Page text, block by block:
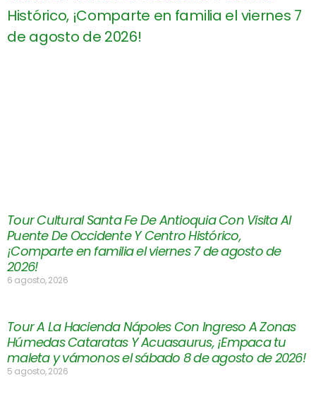
Tour Cultural Santa Fe De Antioquia Con Visita Al
Puente De Occidente Y Centro Histórico,
¡Comparte en familia el viernes 7 de agosto de
2026!
6 agosto, 2026
Tour A La Hacienda Nápoles Con Ingreso A Zonas
Húmedas Cataratas Y Acuasaurus, ¡Empaca tu
maleta y vámonos el sábado 8 de agosto de 2026!
5 agosto, 2026